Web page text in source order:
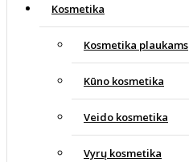
Kosmetika
Kosmetika plaukams
Kūno kosmetika
Veido kosmetika
Vyrų kosmetika